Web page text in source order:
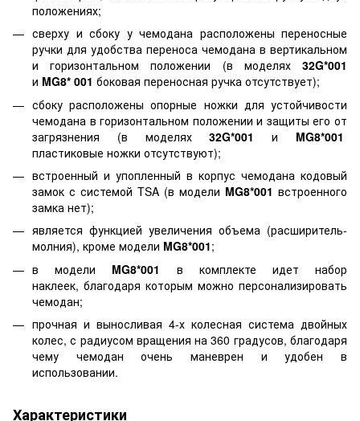
положениях;
сверху и сбоку у чемодана расположены переносные
ручки для удобства переноса чемодана в вертикальном
и горизонтальном положении (в моделях 32G*001
и MG8* 001 боковая переносная ручка отсутствует);
сбоку расположены опорные ножки для устойчивости
чемодана в горизонтальном положении и защиты его от
загрязнения (в моделях32G*001 и MG8*001
пластиковые ножки отсутствуют);
встроенный и упопленный в корпус чемодана кодовый
замок с системой TSA (в модели MG8*001 встроенного
замка нет);
является функцией увеличения объема (расширитель-
молния), кроме модели MG8*001;
в модели MG8*001
в комплекте идет набор
наклеек, благодаря которым можно персонализировать
чемодан;
прочная и выносливая 4-х колесная система двойных
колес, с радиусом вращения на 360 градусов, благодаря
чему чемодан очень маневрен и удобен в
использовании.
Характеристики